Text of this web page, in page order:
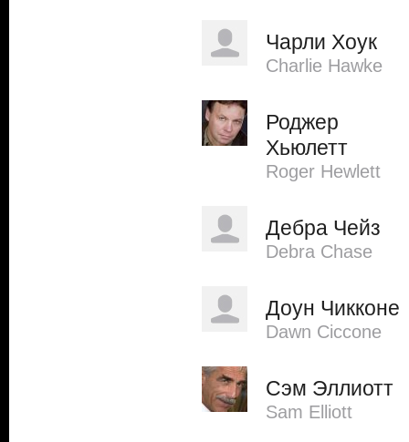
Чарли Хоук
Charlie Hawke
Роджер
Хьюлетт
Roger Hewlett
Дебра Чейз
Debra Chase
Доун Чикконе
Dawn Ciccone
Сэм Эллиотт
Sam Elliott